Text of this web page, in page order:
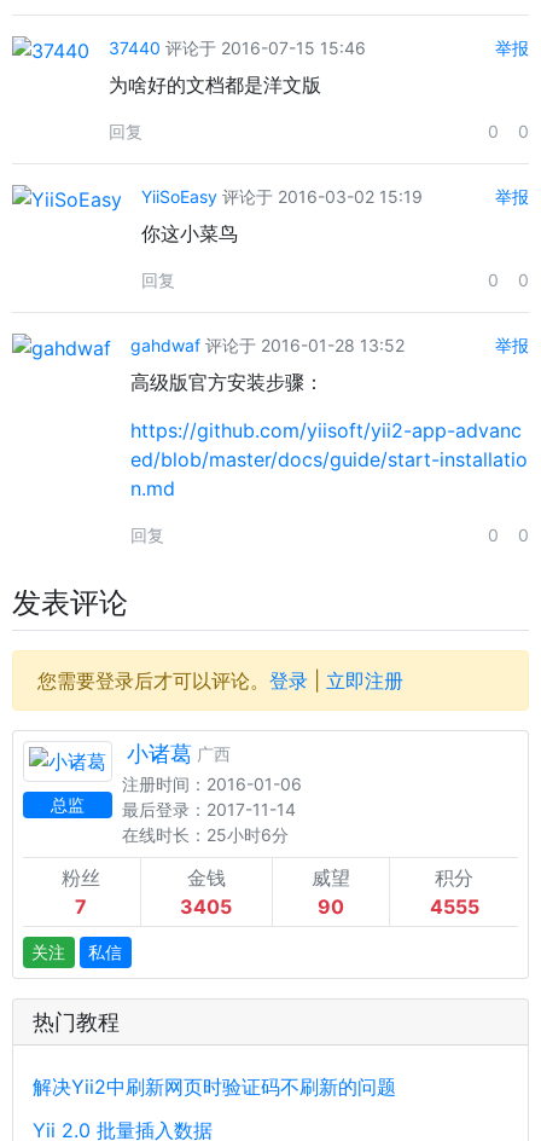
37440 评论于 2016-07-15 15:46 举报
为啥好的文档都是洋文版
回复 0 0
YiiSoEasy 评论于 2016-03-02 15:19 举报
你这小菜鸟
回复 0 0
gahdwaf 评论于 2016-01-28 13:52 举报
高级版官方安装步骤：
https://github.com/yiisoft/yii2-app-advanc
ed/blob/master/docs/guide/start-installatio
n.md
回复 0 0
发表评论
您需要登录后才可以评论。 登录 立即注册
总监
小诸葛 广西
注册时间：2016-01-06
最后登录：2017-11-14
在线时长：25小时6分
粉丝
7
金钱
3405
威望
90
积分
4555
关注 私信
热门教程
解决Yii2中刷新网页时验证码不刷新的问题
Yii 2.0 批量插入数据